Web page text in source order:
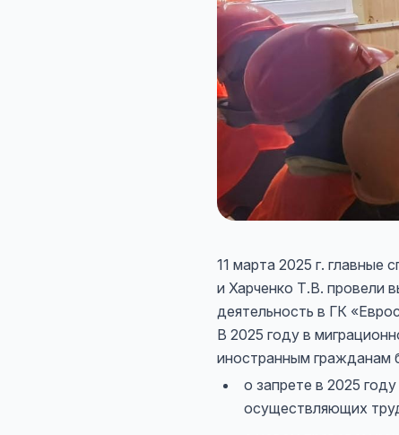
11 марта 2025 г.
и Харченко Т.В. провели
деятельность в ГК
В 2025 году в
иностранным гражданам
о запрете в 2025
осуществляющих